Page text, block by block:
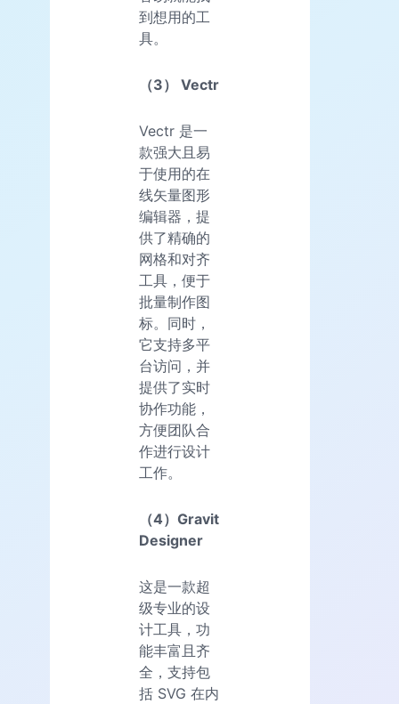
到想用的工
具。
（3） Vectr
Vectr 是一
款强大且易
于使用的在
线矢量图形
编辑器，提
供了精确的
网格和对齐
工具，便于
批量制作图
标。同时，
它支持多平
台访问，并
提供了实时
协作功能，
方便团队合
作进行设计
工作。
（4）Gravit
Designer
这是一款超
级专业的设
计工具，功
能丰富且齐
全，支持包
括 SVG 在内